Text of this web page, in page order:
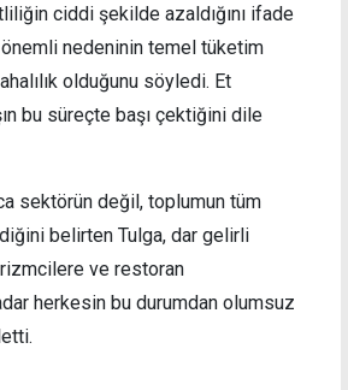
ciddi şekilde azaldığını ifade
nedeninin temel tüketim
olduğunu söyledi. Et
bu süreçte başı çektiğini dile
sektörün değil, toplumun tüm
belirten Tulga, dar gelirli
ve restoran
herkesin bu durumdan olumsuz